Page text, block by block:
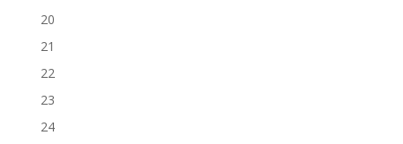
20
21
22
23
24